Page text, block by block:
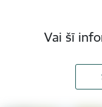
Vai šī